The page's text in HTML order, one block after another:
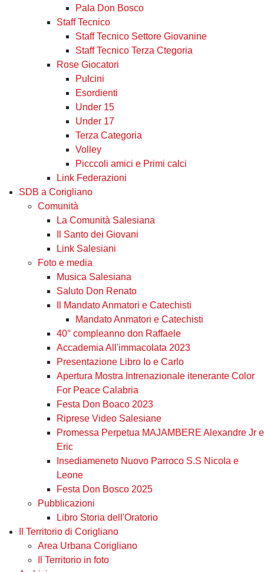
Pala Don Bosco
Staff Tecnico
Staff Tecnico Settore Giovanine
Staff Tecnico Terza Ctegoria
Rose Giocatori
Pulcini
Esordienti
Under 15
Under 17
Terza Categoria
Volley
Picccoli amici e Primi calci
Link Federazioni
SDB a Corigliano
Comunità
La Comunità Salesiana
Il Santo dei Giovani
Link Salesiani
Foto e media
Musica Salesiana
Saluto Don Renato
Il Mandato Anmatori e Catechisti
Mandato Anmatori e Catechisti
40° compleanno don Raffaele
Accademia All'immacolata 2023
Presentazione Libro Io e Carlo
Apertura Mostra Intrenazionale itenerante Color
For Peace Calabria
Festa Don Boaco 2023
Riprese Video Salesiane
Promessa Perpetua MAJAMBERE Alexandre Jr e
Eric
Insediameneto Nuovo Parroco S.S Nicola e
Leone
Festa Don Bosco 2025
Pubblicazioni
Libro Storia dell'Oratorio
Il Territorio di Corigliano
Area Urbana Corigliano
Il Territorio in foto